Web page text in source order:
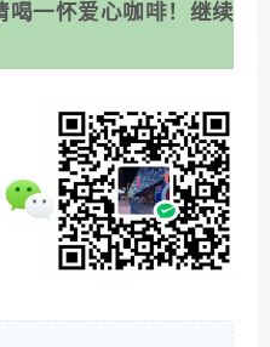
喝一怀爱心咖啡！继续